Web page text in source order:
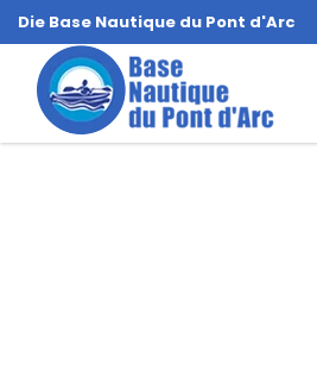
Zum
Inhalt
springen
Die Base Nautique du Pont d'Arc
Schlaglöcher